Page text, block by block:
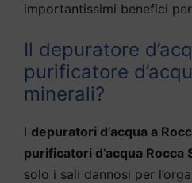
importantissimi benefici
Il depuratore
purificatore
minerali?
I depuratori d’acqua a
purificatori d’acqua Rocca
solo i sali dannosi per